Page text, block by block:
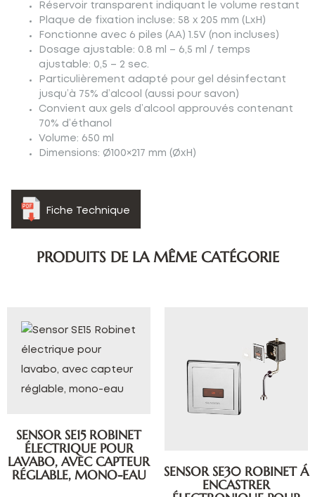
Réservoir transparent indiquant le volume restant
Plaque de fixation incluse: 58 x 205 mm (LxH)
Fonctionne avec 6 piles (AA) 1.5V (non incluses)
Dosage ajustable: 0.8 ml – 6,5 ml / temps
ajustable: 0,5 – 2 sec.
Particulièrement adapté pour gel désinfectant
jusqu’à 75% d’alcool (aussi pour savon)
Convient aux gels d’alcool approuvés contenant
70% d’éthanol
Volume: 650 ml
Dimensions: Ø100×217 mm (ØxH)
Fiche Technique
PRODUITS DE LA MÊME CATÉGORIE
SENSOR SE15 ROBINET
ÉLECTRIQUE POUR
LAVABO, AVEC CAPTEUR
RÉGLABLE, MONO-EAU
SENSOR SE30 ROBINET Á
ENCASTRER